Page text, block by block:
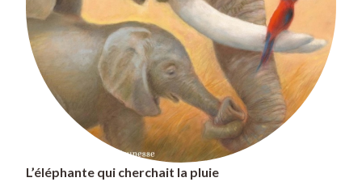
L’éléphante qui cherchait la pluie